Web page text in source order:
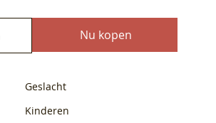
Nu kopen
Geslacht
Kinderen